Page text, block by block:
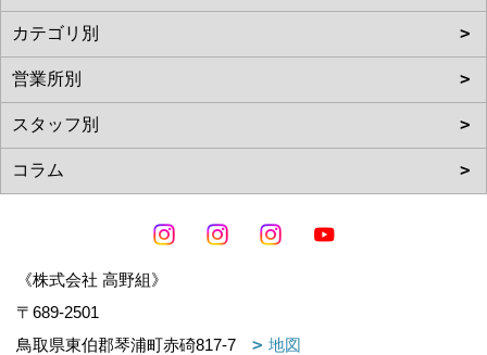
《株式会社 高野組》
〒689-2501
鳥取県東伯郡琴浦町赤碕817-7
地図